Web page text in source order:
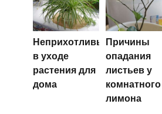
Неприхотливые
в уходе
растения для
дома
Причины
опадания
листьев у
комнатного
лимона